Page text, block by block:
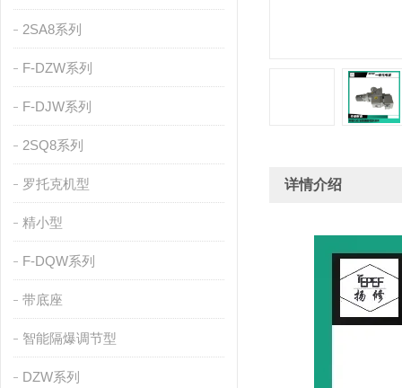
2SA8系列
F-DZW系列
F-DJW系列
2SQ8系列
罗托克机型
精小型
F-DQW系列
带底座
智能隔爆调节型
DZW系列
详情介绍